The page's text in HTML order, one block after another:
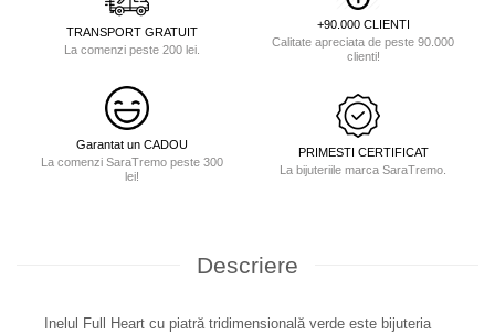
TRANSPORT GRATUIT
La comenzi peste 200 lei.
+90.000 CLIENTI
Calitate apreciata de peste 90.000
clienti!
Garantat un CADOU
La comenzi SaraTremo peste 300
lei!
PRIMESTI CERTIFICAT
La bijuteriile marca SaraTremo.
Descriere
Inelul Full Heart cu piatră tridimensională verde este bijuteria